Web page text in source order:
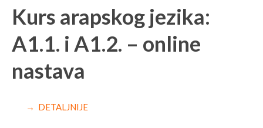
Kurs arapskog jezika:
A1.1. i A1.2. – online
nastava
→ DETALJNIJE